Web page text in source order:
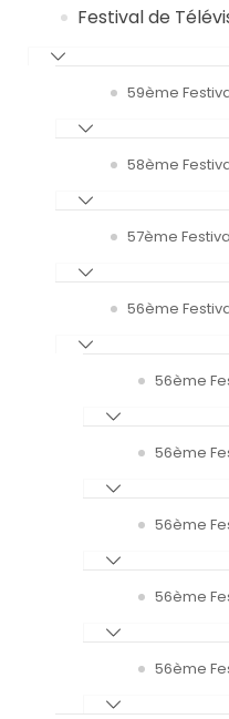
Festival de
59ème
58ème
57ème
56ème
56ème
56ème
56ème
56ème
56ème